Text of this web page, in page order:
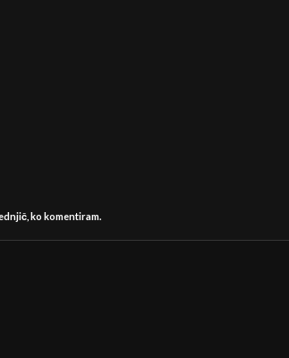
ko komentiram.